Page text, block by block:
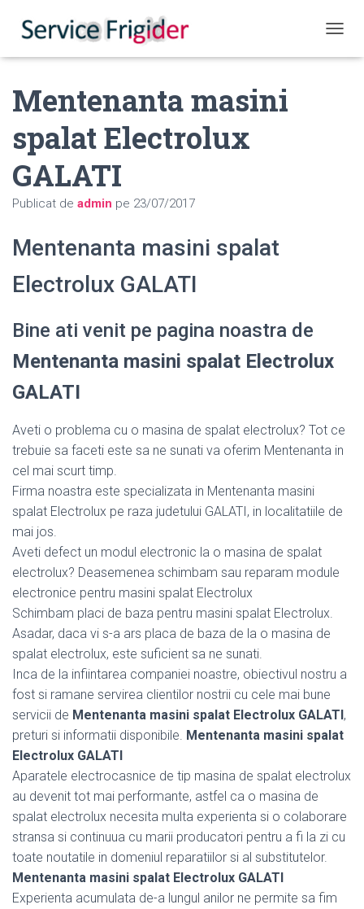
Mentenanta masini
spalat Electrolux
GALATI
Publicat de admin pe 23/07/2017
Mentenanta masini spalat
Electrolux GALATI
Bine ati venit pe pagina noastra de
Mentenanta masini spalat Electrolux
GALATI
Aveti o problema cu o masina de spalat electrolux? Tot ce
trebuie sa faceti este sa ne sunati va oferim Mentenanta in
cel mai scurt timp.
Firma noastra este specializata in Mentenanta masini
spalat Electrolux pe raza judetului GALATI, in localitatiile de
mai jos.
Aveti defect un modul electronic la o masina de spalat
electrolux? Deasemenea schimbam sau reparam module
electronice pentru masini spalat Electrolux
Schimbam placi de baza pentru masini spalat Electrolux.
Asadar, daca vi s-a ars placa de baza de la o masina de
spalat electrolux, este suficient sa ne sunati.
Inca de la infiintarea companiei noastre, obiectivul nostru a
fost si ramane servirea clientilor nostrii cu cele mai bune
servicii de Mentenanta masini spalat Electrolux GALATI,
preturi si informatii disponibile. Mentenanta masini spalat
Electrolux GALATI
Aparatele electrocasnice de tip masina de spalat electrolux
au devenit tot mai performante, astfel ca o masina de
spalat electrolux necesita multa experienta si o colaborare
stransa si continuua cu marii producatori pentru a fi la zi cu
toate noutatile in domeniul reparatiilor si al substitutelor.
Mentenanta masini spalat Electrolux GALATI
Experienta acumulata de-a lungul anilor ne permite sa fim